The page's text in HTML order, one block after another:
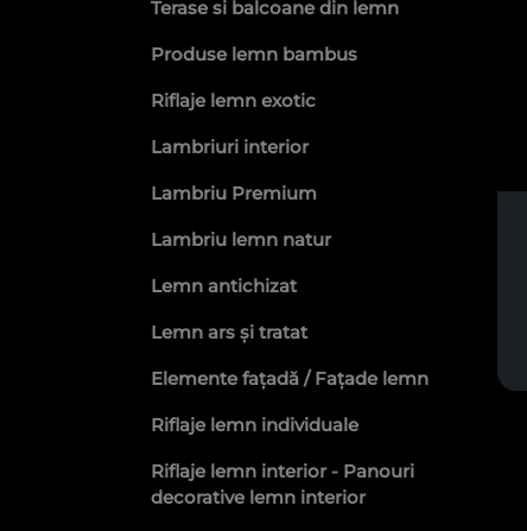
Terase si balcoane din lemn
Produse lemn bambus
Riflaje lemn exotic
Lambriuri interior
Lambriu Premium
Lambriu lemn natur
Lemn antichizat
Lemn ars și tratat
Elemente fațadă / Fațade lemn
Riflaje lemn individuale
Riflaje lemn interior - Panouri
decorative lemn interior